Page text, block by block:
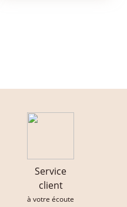
Service
client
à votre écoute